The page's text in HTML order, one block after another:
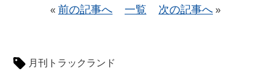
« 前の記事へ 一覧 次の記事へ »
月刊トラックランド